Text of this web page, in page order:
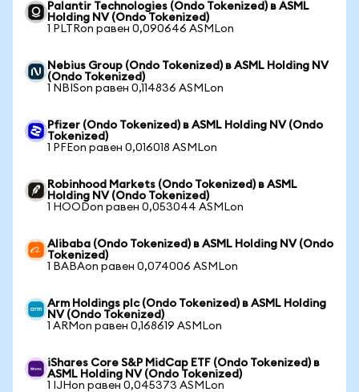
Palantir Technologies (Ondo Tokenized) в ASML
Holding NV (Ondo Tokenized)
1 PLTRon равен 0,090646 ASMLon
Nebius Group (Ondo Tokenized) в ASML Holding NV
(Ondo Tokenized)
1 NBISon равен 0,114836 ASMLon
Pfizer (Ondo Tokenized) в ASML Holding NV (Ondo
Tokenized)
1 PFEon равен 0,016018 ASMLon
Robinhood Markets (Ondo Tokenized) в ASML
Holding NV (Ondo Tokenized)
1 HOODon равен 0,053044 ASMLon
Alibaba (Ondo Tokenized) в ASML Holding NV (Ondo
Tokenized)
1 BABAon равен 0,074006 ASMLon
Arm Holdings plc (Ondo Tokenized) в ASML Holding
NV (Ondo Tokenized)
1 ARMon равен 0,168619 ASMLon
iShares Core S&P MidCap ETF (Ondo Tokenized) в
ASML Holding NV (Ondo Tokenized)
1 IJHon равен 0,045373 ASMLon